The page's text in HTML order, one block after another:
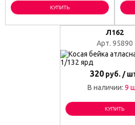
КУПИТЬ
Л162
Арт. 95890
320руб. /
В наличии: 9
КУПИТЬ